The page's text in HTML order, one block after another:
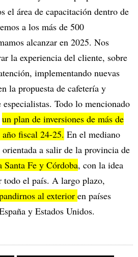
el área de capacitación dentro de
a los más de 500
alcanzar en 2025. Nos
la experiencia del cliente, sobre
implementando nuevas
la propuesta de cafetería y
Todo lo mencionado
un plan de inversiones de más de
fiscal 24-25. En el mediano
a salir de la provincia de
Santa Fe y Córdoba, con la idea
todo el país. A largo plazo,
al exterior en países
y Estados Unidos.